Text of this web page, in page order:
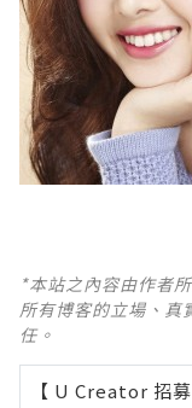
*本站之內容由作者
所有博客的立場、真
任。
【 U Creator 招募